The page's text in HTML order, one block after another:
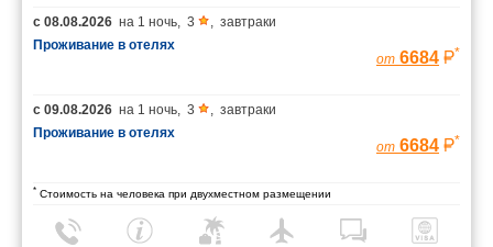
с 08.08.2026 на 1 ночь, 3 , завтраки
Проживание в отелях
от 6684 *
с 09.08.2026 на 1 ночь, 3 , завтраки
Проживание в отелях
от 6684 *
* Стоимость на человека при двухместном размещении